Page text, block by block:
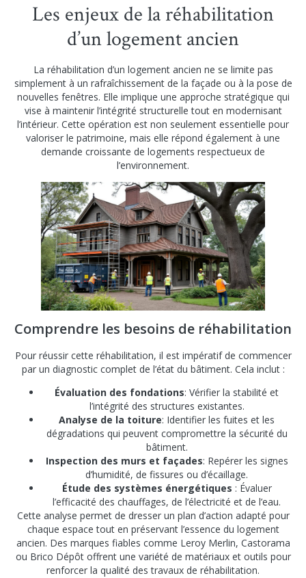
Les enjeux de la réhabilitation
d’un logement ancien
La réhabilitation d’un logement ancien ne se limite pas
simplement à un rafraîchissement de la façade ou à la pose de
nouvelles fenêtres. Elle implique une approche stratégique qui
vise à maintenir l’intégrité structurelle tout en modernisant
l’intérieur. Cette opération est non seulement essentielle pour
valoriser le patrimoine, mais elle répond également à une
demande croissante de logements respectueux de
l’environnement.
Comprendre les besoins de réhabilitation
Pour réussir cette réhabilitation, il est impératif de commencer
par un diagnostic complet de l’état du bâtiment. Cela inclut :
Évaluation des fondations: Vérifier la stabilité et
l’intégrité des structures existantes.
Analyse de la toiture: Identifier les fuites et les
dégradations qui peuvent compromettre la sécurité du
bâtiment.
Inspection des murs et façades: Repérer les signes
d’humidité, de fissures ou d’écaillage.
Étude des systèmes énergétiques : Évaluer
l’efficacité des chauffages, de l’électricité et de l’eau.
Cette analyse permet de dresser un plan d’action adapté pour
chaque espace tout en préservant l’essence du logement
ancien. Des marques fiables comme Leroy Merlin, Castorama
ou Brico Dépôt offrent une variété de matériaux et outils pour
renforcer la qualité des travaux de réhabilitation.